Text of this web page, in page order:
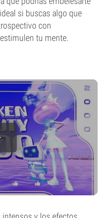
si buscas algo que
con
tu mente.